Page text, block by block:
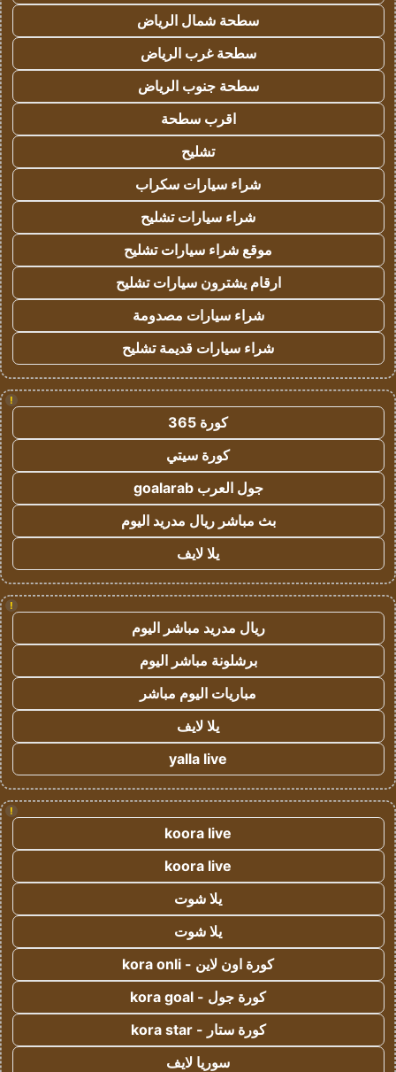
سطحة شمال الرياض
سطحة غرب الرياض
سطحة جنوب الرياض
اقرب سطحة
تشليح
شراء سيارات سكراب
شراء سيارات تشليح
موقع شراء سيارات تشليح
ارقام يشترون سيارات تشليح
شراء سيارات مصدومة
شراء سيارات قديمة تشليح
!
كورة 365
كورة سيتي
جول العرب goalarab
بث مباشر ريال مدريد اليوم
يلا لايف
!
ريال مدريد مباشر اليوم
برشلونة مباشر اليوم
مباريات اليوم مباشر
يلا لايف
yalla live
!
koora live
koora live
يلا شوت
يلا شوت
كورة اون لاين - kora onli
كورة جول - kora goal
كورة ستار - kora star
سوريا لايف